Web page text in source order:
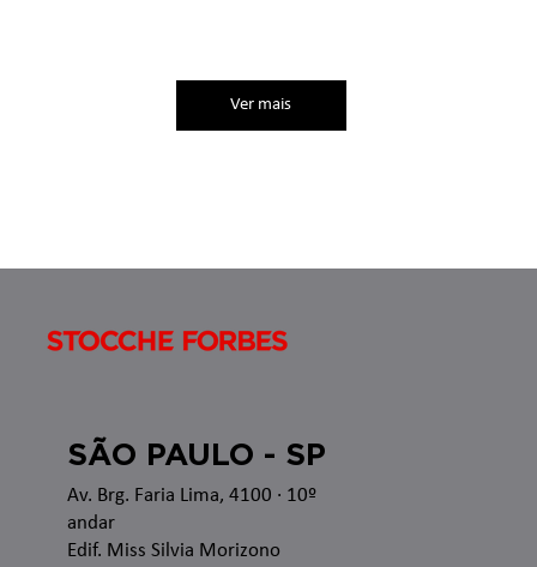
Ver mais
Av. Brg. Faria Lima, 4100 · 10º
andar
Edif. Miss Silvia Morizono
SÃO PAULO - SP